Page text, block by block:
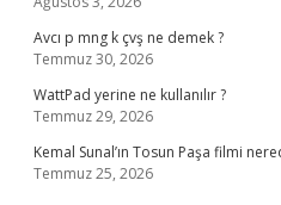
Avcı p mng k çvş ne demek ?
Temmuz 30, 2026
WattPad yerine ne kullanılır ?
Temmuz 29, 2026
Kemal Sunal’ın Tosun Paşa filmi
Temmuz 25, 2026